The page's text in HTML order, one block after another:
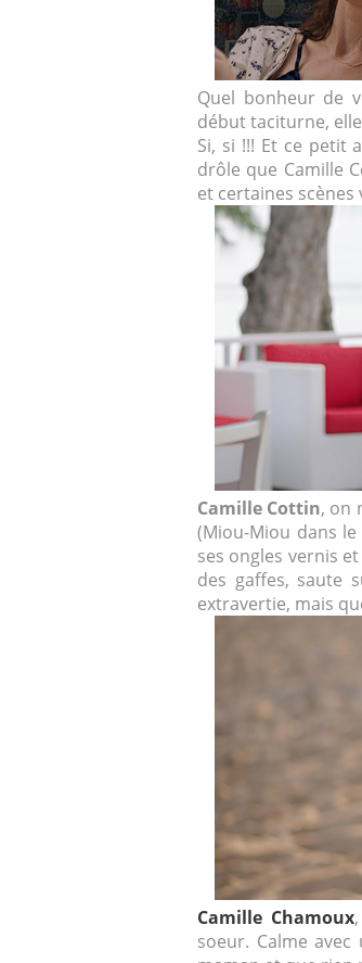
Quel bonheur de
début taciturne,
Si, si !!! Et ce petit
drôle que Camille
et certaines
Camille Cottin, on
(Miou-Miou dans
ses ongles vernis
des gaffes, saute
extravertie, mais
Camille Chamoux
soeur. Calme